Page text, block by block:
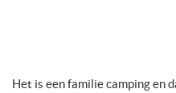
Het is een familie camping en